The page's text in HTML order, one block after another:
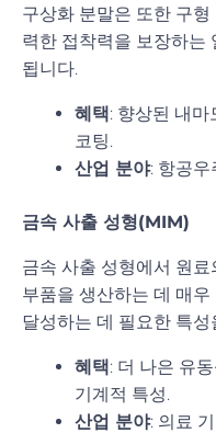
구상화 분말은 또한 구
력한 접착력을 보장하는
됩니다.
혜택: 향상된 내
코팅.
산업 분야: 항공우
금속 사출 성형(MIM)
금속 사출 성형에서 원
부품을 생산하는 데 매
달성하는 데 필요한 특
혜택: 더 나은 유
기계적 특성.
산업 분야: 의료